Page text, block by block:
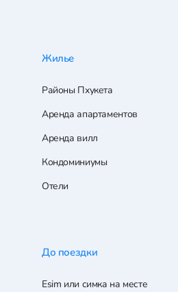
Жилье
Районы Пхукета
Аренда апартаментов
Аренда вилл
Кондоминиумы
Отели
До поездки
Esim или симка на месте